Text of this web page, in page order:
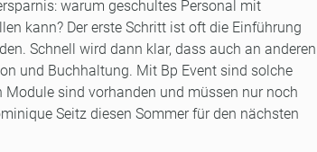
warum geschultes Personal mit
kann? Der erste Schritt ist oft die Einführung
Schnell wird dann klar, dass auch an anderen
und Buchhaltung. Mit Bp Event sind solche
sind vorhanden und müssen nur noch
Seitz diesen Sommer für den nächsten